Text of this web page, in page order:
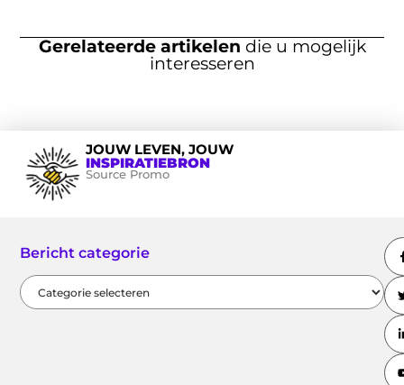
Gerelateerde artikelen die u mogelijk
interesseren
JOUW LEVEN, JOUW
INSPIRATIEBRON
Source Promo
Bericht categorie